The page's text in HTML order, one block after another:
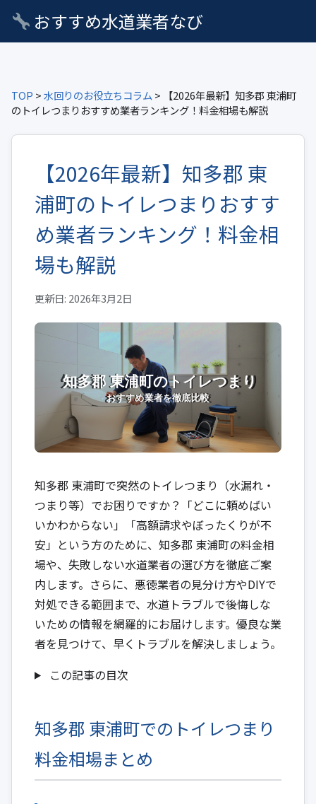
おすすめ水道業者なび
TOP >水回りのお役立ちコラム > 【2026年最新】知多郡 東浦町
のトイレつまりおすすめ業者ランキング！料金相場も解説
【2026年最新】知多郡 東
浦町のトイレつまりおすす
め業者ランキング！料金相
場も解説
更新日: 2026年3月2日
知多郡 東浦町で突然のトイレつまり（水漏れ・
つまり等）でお困りですか？「どこに頼めばい
いかわからない」「高額請求やぼったくりが不
安」という方のために、知多郡 東浦町の料金相
場や、失敗しない水道業者の選び方を徹底ご案
内します。さらに、悪徳業者の見分け方やDIYで
対処できる範囲まで、水道トラブルで後悔しな
いための情報を網羅的にお届けします。優良な業
者を見つけて、早くトラブルを解決しましょう。
この記事の目次
知多郡 東浦町でのトイレつまり
料金相場まとめ